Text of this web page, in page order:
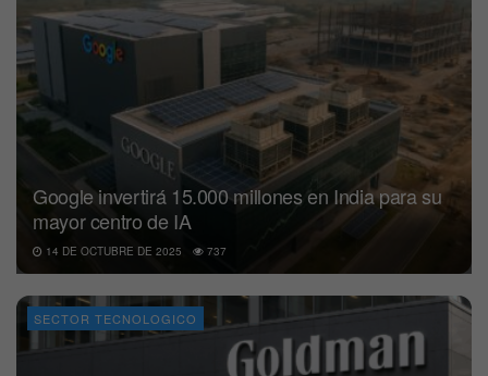
Google invertirá 15.000 millones en India para su
mayor centro de IA
14 DE OCTUBRE DE 2025 737
SECTOR TECNOLOGICO